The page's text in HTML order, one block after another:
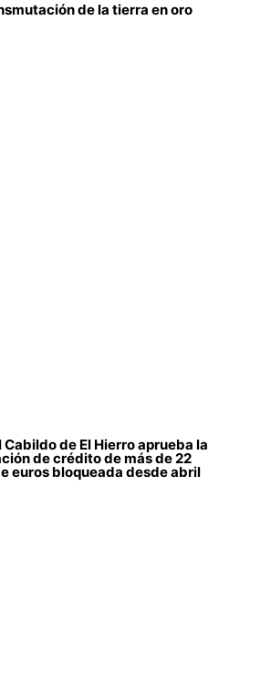
de la tierra en oro
Cabildo de El Hierro aprueba la
de crédito de más de 22
euros bloqueada desde abril